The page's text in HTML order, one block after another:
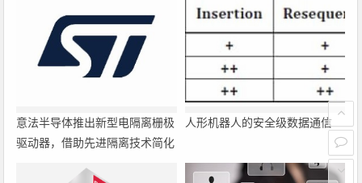
意法半导体推出新型电隔离栅极
驱动器，借助先进隔离技术简化
人形机器人的安全级数据通信